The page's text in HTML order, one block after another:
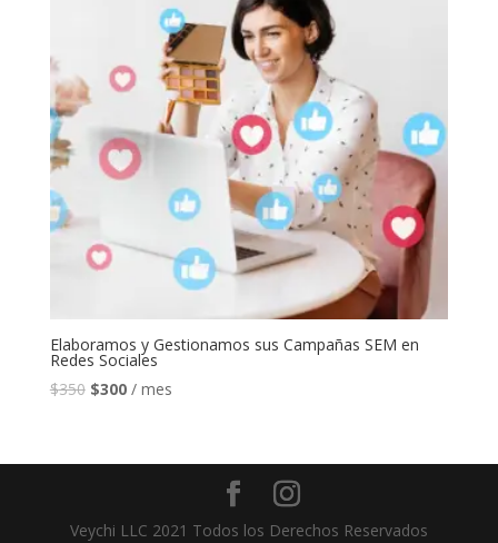
Elaboramos y Gestionamos sus Campañas SEM en
Redes Sociales
$350 Original
$350.
$300Current
$300.
/ mes
Veychi LLC 2021 Todos los Derechos Reservados